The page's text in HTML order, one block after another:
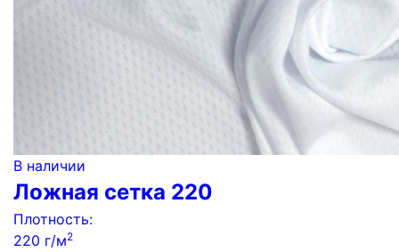
В наличии
Ложная сетка 220
Плотность:
220 г/м2